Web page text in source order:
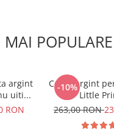
MAI POPULARE
argint
uiti...
RON
-10%
Colier argint
Little
263,00 RON